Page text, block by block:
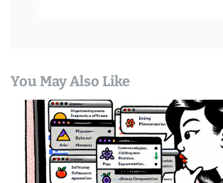
You May Also Like